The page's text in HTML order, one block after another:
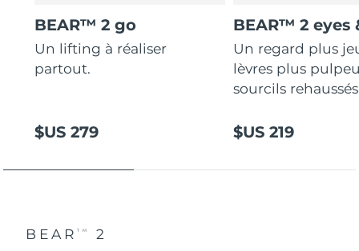
BEAR™ 2 go
Un lifting à réaliser
partout.
$US 279
BEAR™ 2 eyes
Un regard plus
lèvres plus
sourcils
$US 219
BEARTM 2